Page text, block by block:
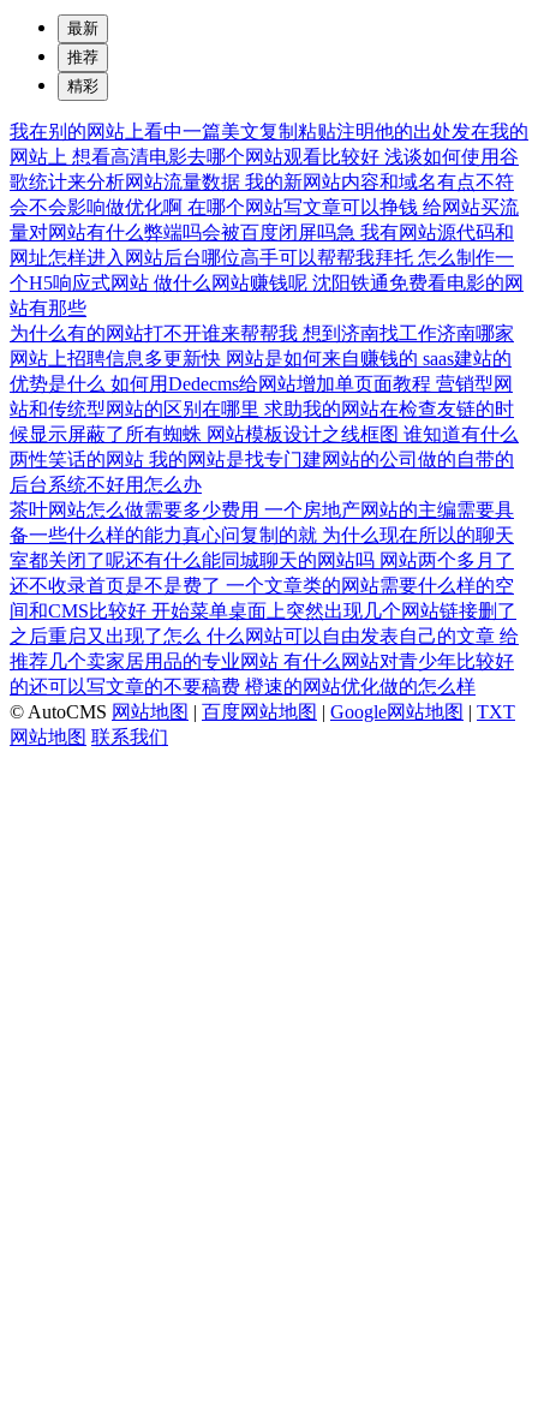
最新
推荐
精彩
我在别的网站上看中一篇美文复制粘贴注明他的出处发在我的
网站上 想看高清电影去哪个网站观看比较好 浅谈如何使用谷
歌统计来分析网站流量数据 我的新网站内容和域名有点不符
会不会影响做优化啊 在哪个网站写文章可以挣钱 给网站买流
量对网站有什么弊端吗会被百度闭屏吗急 我有网站源代码和
网址怎样进入网站后台哪位高手可以帮帮我拜托 怎么制作一
个H5响应式网站 做什么网站赚钱呢 沈阳铁通免费看电影的网
站有那些
为什么有的网站打不开谁来帮帮我 想到济南找工作济南哪家
网站上招聘信息多更新快 网站是如何来自赚钱的 saas建站的
优势是什么 如何用Dedecms给网站增加单页面教程 营销型网
站和传统型网站的区别在哪里 求助我的网站在检查友链的时
候显示屏蔽了所有蜘蛛 网站模板设计之线框图 谁知道有什么
两性笑话的网站 我的网站是找专门建网站的公司做的自带的
后台系统不好用怎么办
茶叶网站怎么做需要多少费用 一个房地产网站的主编需要具
备一些什么样的能力真心问复制的就 为什么现在所以的聊天
室都关闭了呢还有什么能同城聊天的网站吗 网站两个多月了
还不收录首页是不是费了 一个文章类的网站需要什么样的空
间和CMS比较好 开始菜单桌面上突然出现几个网站链接删了
之后重启又出现了怎么 什么网站可以自由发表自己的文章 给
推荐几个卖家居用品的专业网站 有什么网站对青少年比较好
的还可以写文章的不要稿费 橙速的网站优化做的怎么样
© AutoCMS 网站地图 | 百度网站地图 | Google网站地图 | TXT
网站地图 联系我们